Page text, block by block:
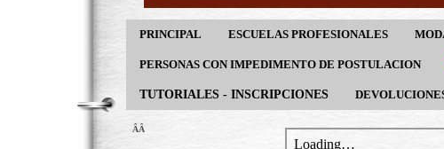
PRINCIPAL ESCUELAS PROFESIONALES
PERSONAS CON IMPEDIMENTO DE POSTULACION
TUTORIALES - INSCRIPCIONES
ÂÂ